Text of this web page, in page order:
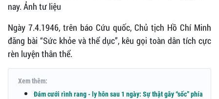
nay. Ảnh tư liệu
Ngày 7.4.1946, trên báo Cứu quốc, Chủ tịch Hồ Chí Minh
đăng bài “Sức khỏe và thể dục”, kêu gọi toàn dân tích cực
rèn luyện thân thể.
Xem thêm:
Đám cưới rình rang - ly hôn sau 1 ngày: Sự thật gây “sốc” phía